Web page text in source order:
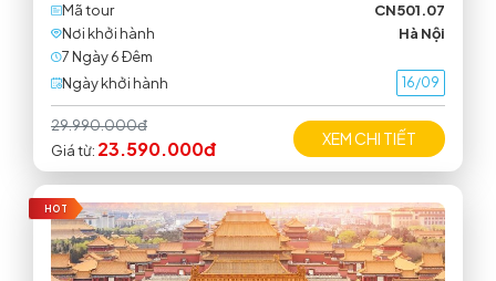
Mã tour
CN501.07
Nơi khởi hành
Hà Nội
7 Ngày 6 Ðêm
Ngày khởi hành
16/09
29.990.000đ
Giá từ: 23.590.000đ XEM CHI TIẾT
HOT